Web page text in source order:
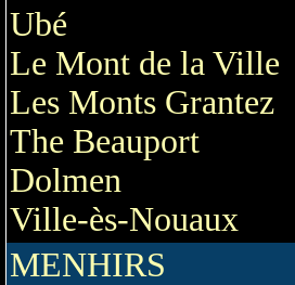
Ubé
Le Mont de la Ville
Les Monts Grantez
The Beauport
Dolmen
Ville-ès-Nouaux
MENHIRS